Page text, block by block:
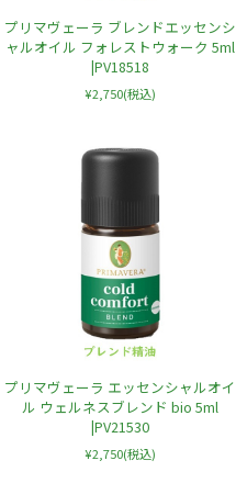
プリマヴェーラ ブレンドエッセンシ
ャルオイル フォレストウォーク 5ml
|PV18518
¥2,750(税込)
プリマヴェーラ エッセンシャルオイ
ル ウェルネスブレンド bio 5ml
|PV21530
¥2,750(税込)